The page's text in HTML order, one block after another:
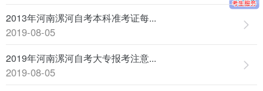
2013年河南漯河自考本科准考证每...
2019-08-05
2019年河南漯河自考大专报考注意...
2019-08-05